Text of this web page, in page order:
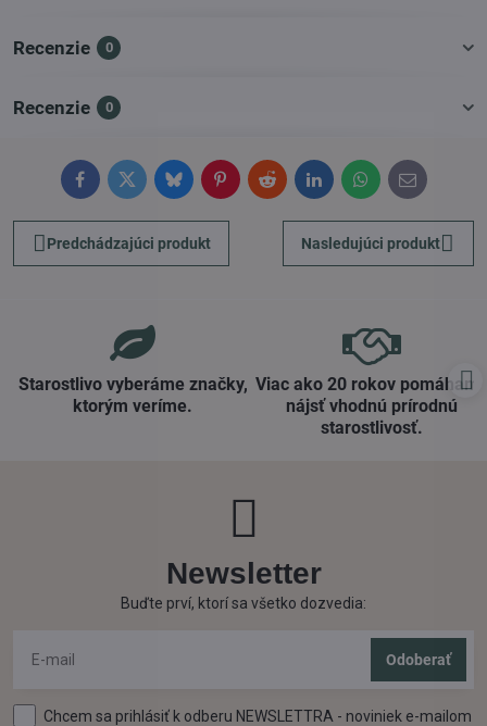
Recenzie 0
Recenzie 0
FacebookTwitterBlueskyPinterestRedditLinkedInWhatsApp
E-
mail
Predchádzajúci produkt Nasledujúci produkt
Starostlivo vyberáme značky,
ktorým veríme​.
Viac ako 20 rokov
nájsť vhodnú prírodnú
starostlivosť​.
Newsletter
Buďte prví, ktorí sa všetko dozvedia:
Odoberať
Chcem sa prihlásiť k odberu NEWSLETTRA - noviniek e-mailom